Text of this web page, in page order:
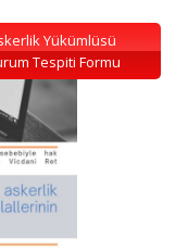
Yükümlüsü
Tespiti Formu